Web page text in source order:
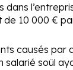
de 10 000 €
causés par
soûl